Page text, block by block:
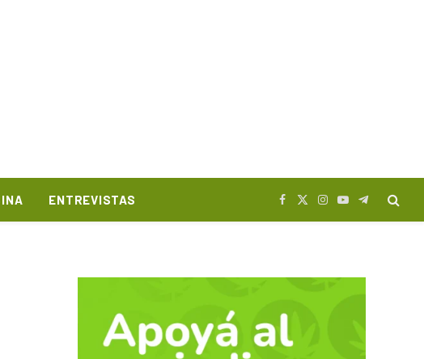
ENTREVISTAS Facebook
X
(Twitter)
Instagram
YouTubeTelegram